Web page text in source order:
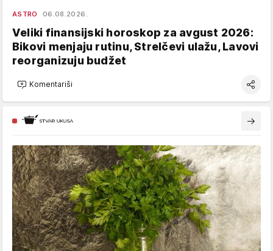
ASTRO 06.08.2026.
Veliki finansijski horoskop za avgust 2026:
Bikovi menjaju rutinu, Strelčevi ulažu, Lavovi
reorganizuju budžet
Komentariši